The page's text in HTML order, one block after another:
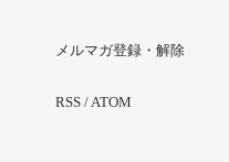
メルマガ登録・解除
RSS /ATOM